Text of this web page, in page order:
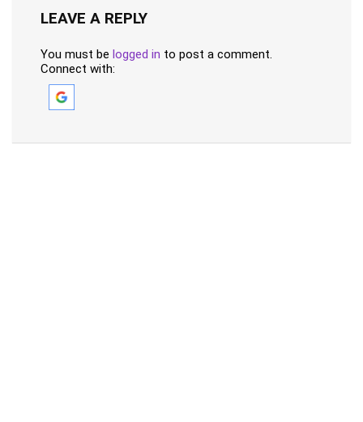
LEAVE A REPLY
You must be logged in to post a comment.
Connect with: